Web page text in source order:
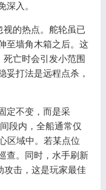
深入。
的热点。舵轮虽已
至墙角木箱之后。这
死亡时会引发小范围
妥打法是远程点杀，
不变，而是采
段内，全船通常仅
区域中。若某点位
查。同时，水手刷新
攻击，这是玩家最佳